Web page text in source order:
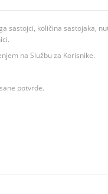
sastojci, količina sastojaka,
na Službu za Korisnike.
potvrde.